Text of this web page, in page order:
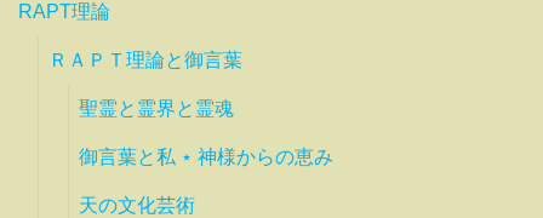
RAPT理論
ＲＡＰＴ理論と御言葉
聖霊と霊界と霊魂
御言葉と私 ⋆ 神様からの恵み
天の文化芸術